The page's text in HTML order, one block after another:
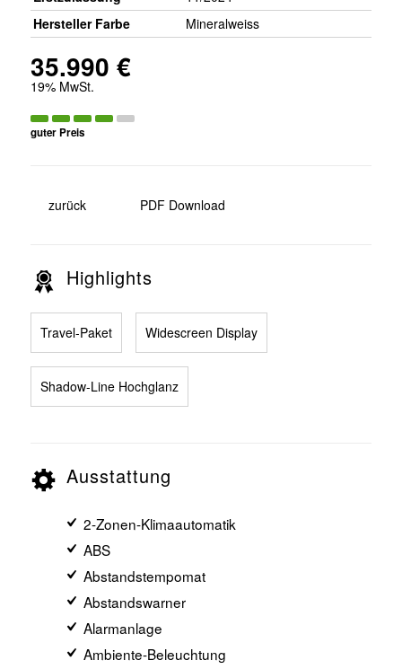
Hersteller Farbe
Mineralweiss
35.990 €
19% MwSt.
guter Preis
zurück PDF Download
Highlights
Travel-Paket Widescreen Display
Shadow-Line Hochglanz
Ausstattung
2-Zonen-Klimaautomatik
ABS
Abstandstempomat
Abstandswarner
Alarmanlage
Ambiente-Beleuchtung